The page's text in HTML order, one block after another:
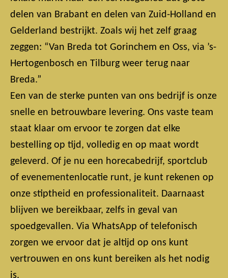
delen van Brabant en delen van Zuid-Holland en
Gelderland bestrijkt. Zoals wij het zelf graag
zeggen: “Van Breda tot Gorinchem en Oss, via ’s-
Hertogenbosch en Tilburg weer terug naar
Breda.”
Een van de sterke punten van ons bedrijf is onze
snelle en betrouwbare levering. Ons vaste team
staat klaar om ervoor te zorgen dat elke
bestelling op tijd, volledig en op maat wordt
geleverd. Of je nu een horecabedrijf, sportclub
of evenementenlocatie runt, je kunt rekenen op
onze stiptheid en professionaliteit. Daarnaast
blijven we bereikbaar, zelfs in geval van
spoedgevallen. Via WhatsApp of telefonisch
zorgen we ervoor dat je altijd op ons kunt
vertrouwen en ons kunt bereiken als het nodig
is.